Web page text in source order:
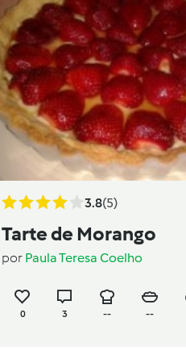
3.8(5)
Tarte de Morango
por Paula Teresa Coelho
0 3 -- --